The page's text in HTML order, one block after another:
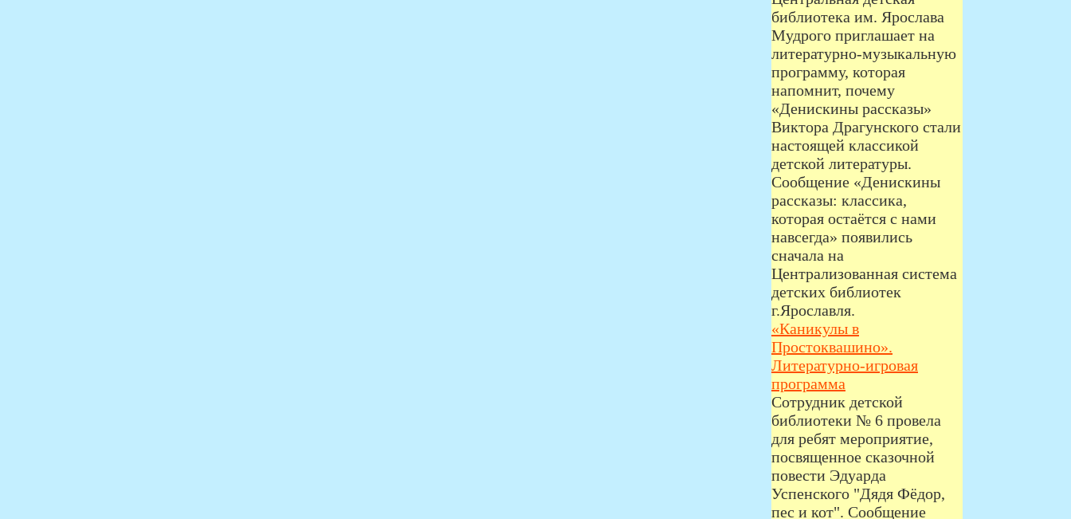
библиотека им. Ярослава
Мудрого приглашает на
литературно‑музыкальную
программу, которая
напомнит, почему
«Денискины рассказы»
Виктора Драгунского стали
настоящей классикой
детской литературы.
Сообщение «Денискины
рассказы: классика,
которая остаётся с нами
навсегда» появились
сначала на
Централизованная система
детских библиотек
г.Ярославля.
«Каникулы в
Простоквашино».
Литературно-игровая
программа
Сотрудник детской
библиотеки № 6 провела
для ребят мероприятие,
посвященное сказочной
повести Эдуарда
Успенского "Дядя Фёдор,
пес и кот". Сообщение